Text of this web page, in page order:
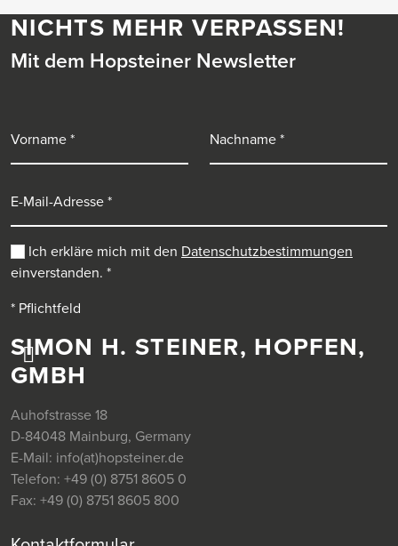
SIMON H. STEINER, HOPFEN,
GMBH
Auhofstrasse 18
D-84048 Mainburg, Germany
E-Mail: info(at)hopsteiner.de
Telefon: +49 (0) 8751 8605 0
Fax: +49 (0) 8751 8605 800
NICHTS MEHR VERPASSEN!
Mit dem Hopsteiner Newsletter
Ich erkläre mich mit den Datenschutzbestimmungen
einverstanden. *
* Pflichtfeld